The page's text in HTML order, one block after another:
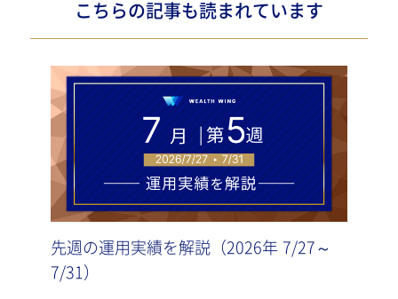
こちらの記事も読まれています
先週の運用実績を解説（2026年 7/27～
7/31）